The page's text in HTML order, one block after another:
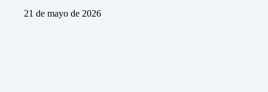
21 de mayo de 2026